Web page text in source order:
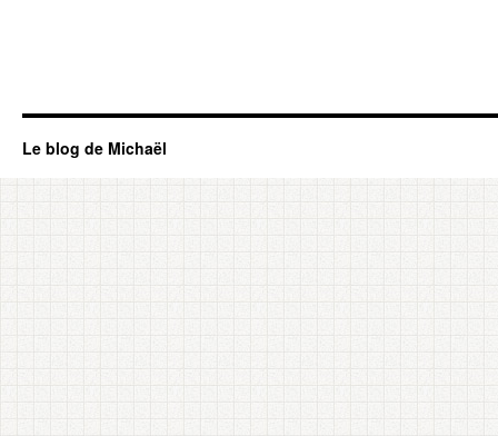
Le blog de Michaël